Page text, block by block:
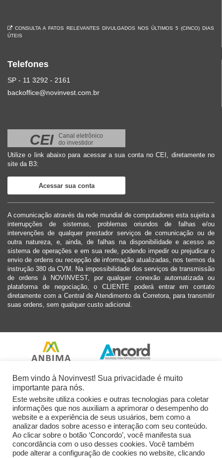
CONSULTA A FATOS RELEVANTES DIVULGADOS NOS ÚLTIMOS 5 (CINCO) DIAS
ÚTEIS
Telefones
SP - 11 3292 - 2161
backoffice@novinvest.com.br
CEI
Canal eletrônico
do investidor
Utilize o link abaixo para acessar a sua conta no CEI, diretamente no
site da B3:
Acessar sua conta
A comunicação através da rede mundial de computadores esta sujeita a
interrupções de sistemas, problemas oriundos de falhas e/ou
intervenções de qualquer prestador serviços de comunicação ou de
outra natureza, e, ainda, de falhas na disponibilidade e acesso ao
sistema de operações e em sua rede, podendo impedir ou prejudicar o
envio de ordens ou recepção de informação atualizadas, nos termos da
instrução 380 da CVM. Na impossibilidade dos serviços de transmissão
de ordens à NOVINVEST, por qualquer conexão automatizada ou
plataforma de negociação, o CLIENTE poderá entrar em contato
diretamente com a Central de Atendimento da Corretora, para transmitir
suas ordens, sem qualquer custo adicional.
Bem vindo à Novinvest! Sua privacidade é muito
importante para nós.
Este website utiliza cookies e outras tecnologias para coletar
informações que nos auxiliam a aprimorar o desempenho do
website e a experiência de seus usuários, bem como a
analizar dados sobre acesso e interação com seu conteúdo.
Ao clicar sobre o botão ‘Concordo’, você manifesta sua
concordância com o uso desses cookies. Você também
pode alterar a configuração de cookies no website, clicando